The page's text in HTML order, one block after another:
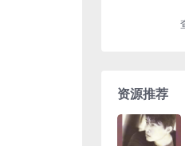
资源推荐